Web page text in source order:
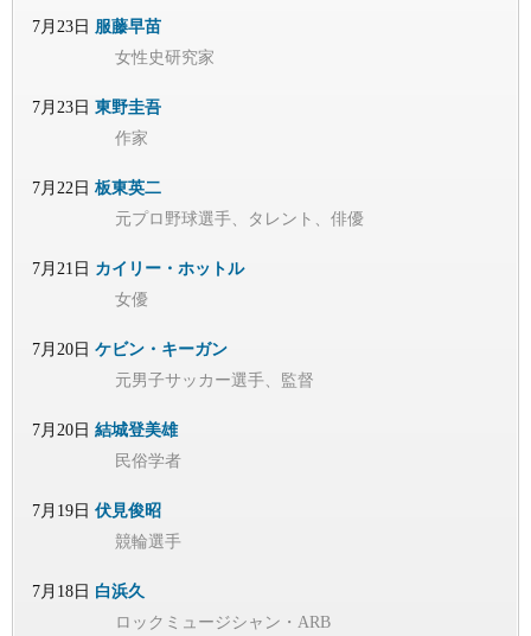
7月23日 服藤早苗
女性史研究家
7月23日 東野圭吾
作家
7月22日 板東英二
元プロ野球選手、タレント、俳優
7月21日 カイリー・ホットル
女優
7月20日 ケビン・キーガン
元男子サッカー選手、監督
7月20日 結城登美雄
民俗学者
7月19日 伏見俊昭
競輪選手
7月18日 白浜久
ロックミュージシャン・ARB